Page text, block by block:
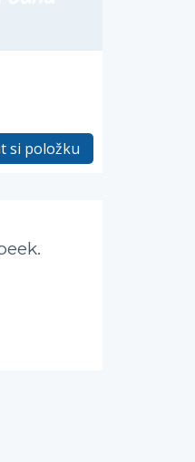
si položku